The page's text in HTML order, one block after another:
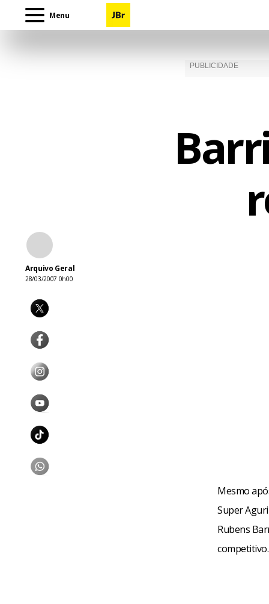
Menu
Arquivo Geral
28/03/2007 0h00
Mesmo
Super
Rubens
competitivo.